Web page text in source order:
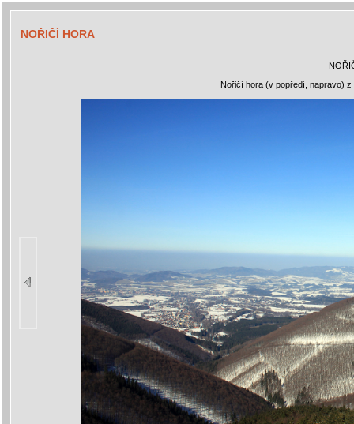
NOŘIČÍ HORA
Nořičí hora (v popředí, napravo)